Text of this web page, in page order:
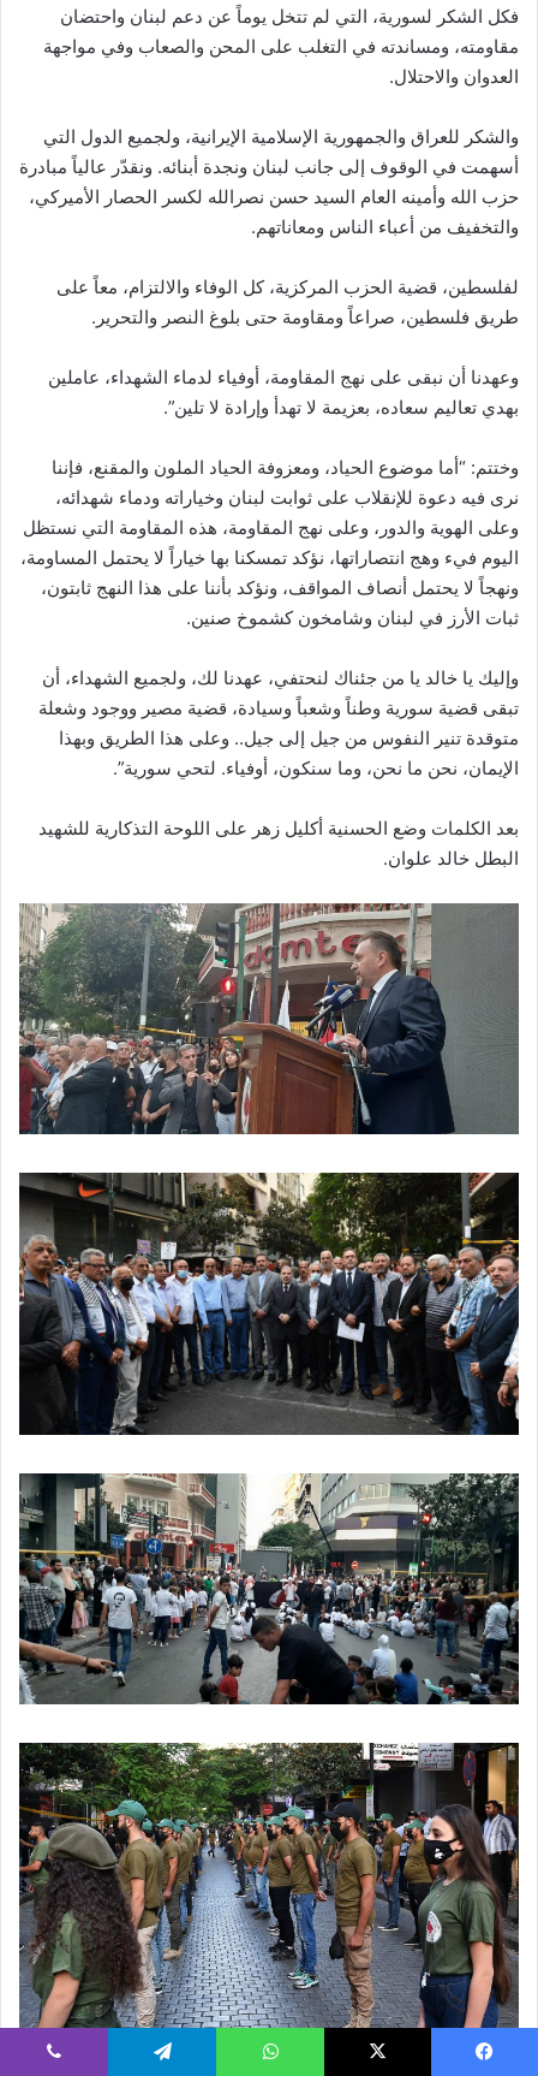
فكل الشكر لسورية، التي لم تتخل يوماً عن دعم لبنان واحتضان
مقاومته، ومساندته في التغلب على المحن والصعاب وفي مواجهة
العدوان والاحتلال.
والشكر للعراق والجمهورية الإسلامية الإيرانية، ولجميع الدول التي
أسهمت في الوقوف إلى جانب لبنان ونجدة أبنائه. ونقدّر عالياً مبادرة
حزب الله وأمينه العام السيد حسن نصرالله لكسر الحصار الأميركي،
والتخفيف من أعباء الناس ومعاناتهم.
لفلسطين، قضية الحزب المركزية، كل الوفاء والالتزام، معاً على
طريق فلسطين، صراعاً ومقاومة حتى بلوغ النصر والتحرير.
وعهدنا أن نبقى على نهج المقاومة، أوفياء لدماء الشهداء، عاملين
بهدي تعاليم سعاده، بعزيمة لا تهدأ وإرادة لا تلين”.
وختتم: “أما موضوع الحياد، ومعزوفة الحياد الملون والمقنع، فإننا
نرى فيه دعوة للإنقلاب على ثوابت لبنان وخياراته ودماء شهدائه،
وعلى الهوية والدور، وعلى نهج المقاومة، هذه المقاومة التي نستظل
اليوم فيء وهج انتصاراتها، نؤكد تمسكنا بها خياراً لا يحتمل المساومة،
ونهجاً لا يحتمل أنصاف المواقف، ونؤكد بأننا على هذا النهج ثابتون،
ثبات الأرز في لبنان وشامخون كشموخ صنين.
وإليك يا خالد يا من جئناك لنحتفي، عهدنا لك، ولجميع الشهداء، أن
تبقى قضية سورية وطناً وشعباً وسيادة، قضية مصير ووجود وشعلة
متوقدة تنير النفوس من جيل إلى جيل.. وعلى هذا الطريق وبهذا
الإيمان، نحن ما نحن، وما سنكون، أوفياء. لتحي سورية”.
بعد الكلمات وضع الحسنية أكليل زهر على اللوحة التذكارية للشهيد
البطل خالد علوان.